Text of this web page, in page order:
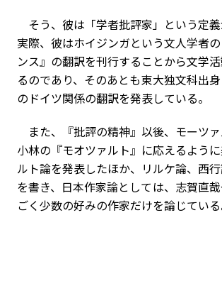
そう、彼は「学者批評家」という定義
実際、彼はホイジンガという文人学者
ンス』の翻訳を刊行することから文学
るのであり、そのあとも東大独文科出
のドイツ関係の翻訳を発表している。
また、『批評の精神』以後、モーツ
小林の『モオツァルト』に応えるよう
ルト論を発表したほか、リルケ論、西
を書き、日本作家論としては、志賀直
ごく少数の好みの作家だけを論じている